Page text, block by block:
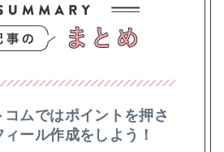
ムではポイントを押さ
ィール作成をしよう！